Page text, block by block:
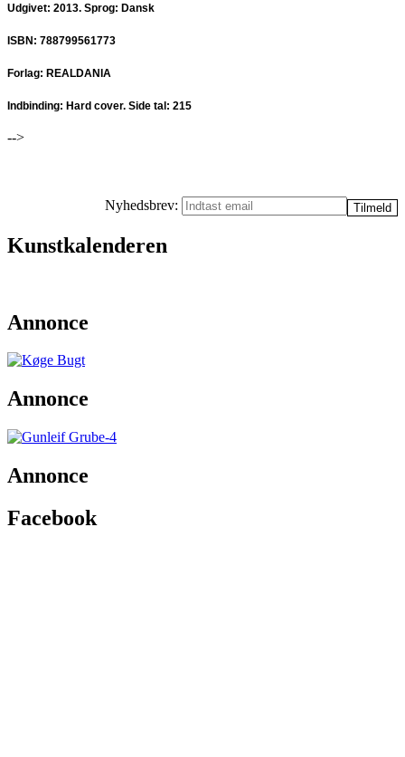
Udgivet: 2013. Sprog: Dansk
ISBN: 788799561773
Forlag: REALDANIA
Indbinding: Hard cover. Side tal: 215
-->
Nyhedsbrev:
Kunstkalenderen
Annonce
Annonce
Annonce
Facebook